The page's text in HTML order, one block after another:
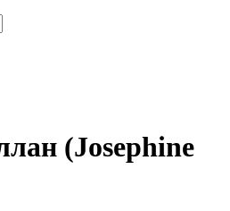
(Josephine